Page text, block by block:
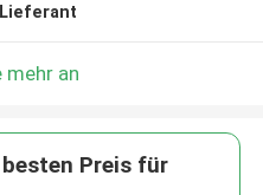
mehr an
Preis für